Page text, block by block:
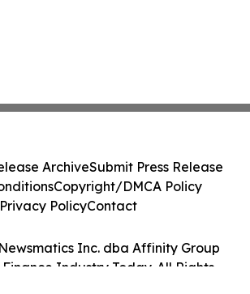
Inc. dba Affinity Group
Finance Industry Today. All Rights
ArchiveSubmit Press Release
Copyright/DMCA Policy
Privacy PolicyContact